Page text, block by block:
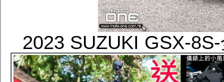
2023 SUZUKI GSX-